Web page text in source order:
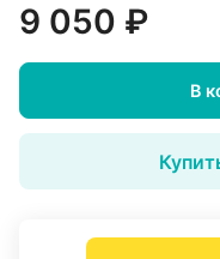
9 050 ₽
В